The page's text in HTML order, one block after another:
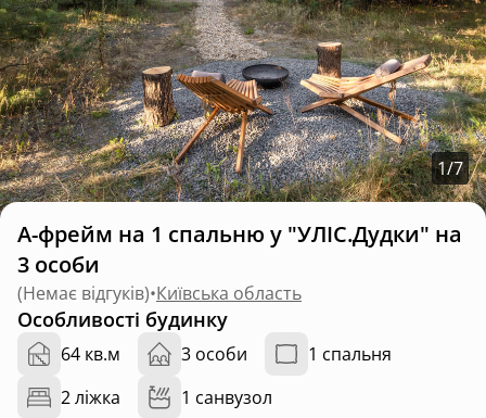
1/7
А-фрейм на 1 спальню у "УЛІС.Дудки" на
3 особи
(Немає відгуків)•Київська область
Особливості будинку
64 кв.м 3 особи
1 спальня
2 ліжка
1 санвузол